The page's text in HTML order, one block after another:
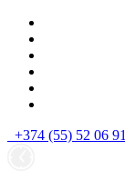
+374 (55) 52 06 91